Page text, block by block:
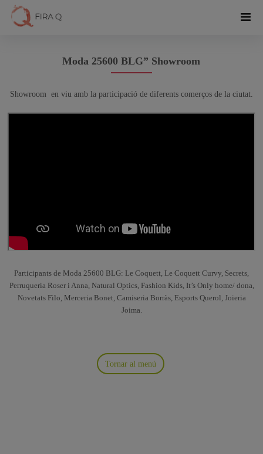
Moda 25600 BLG” Showroom
Showroom en viu amb la participació de diferents comerços de la ciutat.
Participants de Moda 25600 BLG: Le Coquett, Le Coquett Curvy, Secrets,
Perruqueria Roser i Anna, Natural Optics, Fashion Kids, It’s Only home/ dona,
Novetats Filo, Merceria Bonet, Camiseria Borràs, Esports Querol, Joieria
Joima.
Tornar al menú